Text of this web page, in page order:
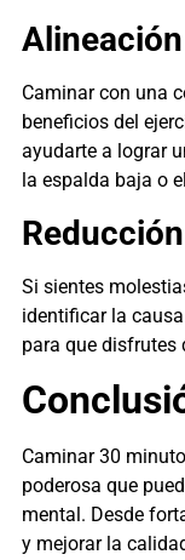
Caminar con una
beneficios del
ayudarte a lograr
la espalda baja o
Si sientes
identificar la
para que disfrutes
Caminar 30
poderosa que
mental. Desde
y mejorar la